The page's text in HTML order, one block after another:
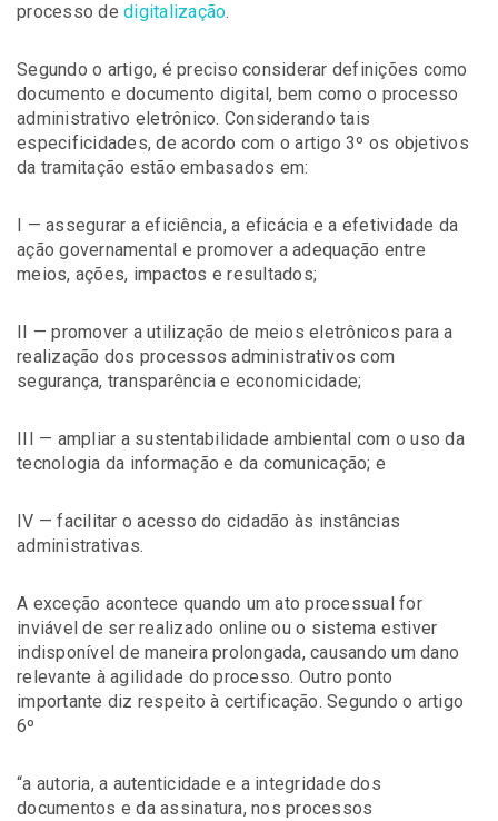
processo de digitalização.
Segundo o artigo, é preciso considerar definições como
documento e documento digital, bem como o processo
administrativo eletrônico. Considerando tais
especificidades, de acordo com o artigo 3º os objetivos
da tramitação estão embasados em:
I — assegurar a eficiência, a eficácia e a efetividade da
ação governamental e promover a adequação entre
meios, ações, impactos e resultados;
II — promover a utilização de meios eletrônicos para a
realização dos processos administrativos com
segurança, transparência e economicidade;
III — ampliar a sustentabilidade ambiental com o uso da
tecnologia da informação e da comunicação; e
IV — facilitar o acesso do cidadão às instâncias
administrativas.
A exceção acontece quando um ato processual for
inviável de ser realizado online ou o sistema estiver
indisponível de maneira prolongada, causando um dano
relevante à agilidade do processo. Outro ponto
importante diz respeito à certificação. Segundo o artigo
6º
“a autoria, a autenticidade e a integridade dos
documentos e da assinatura, nos processos